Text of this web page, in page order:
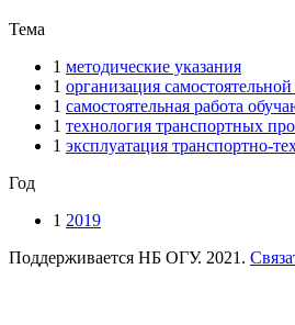
Тема
1 методические указания
1 организация самостоятельной
1 самостоятельная работа
1 технология транспортных
1 эксплуатация транспортно-
Год
1 2019
Поддерживается НБ ОГУ. 2021.